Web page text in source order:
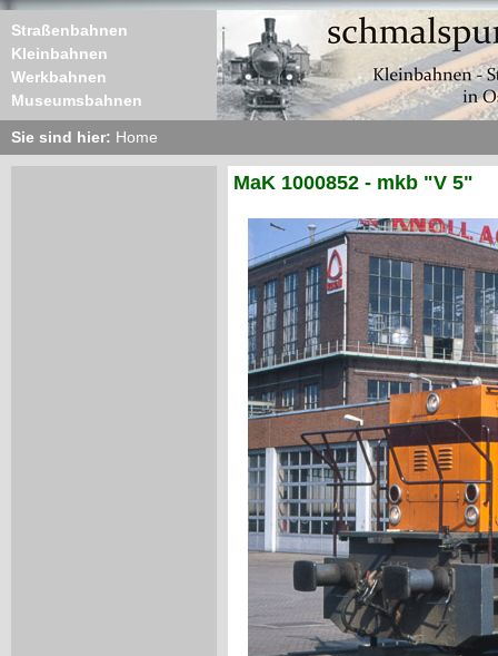
Straßenbahnen
Kleinbahnen
Werkbahnen
Museumsbahnen
Sie sind hier: Home
MaK 1000852 - mkb "V 5"